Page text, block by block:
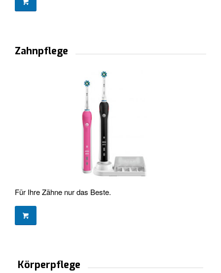
Zahnpflege
Für Ihre Zähne nur das Beste.
Körperpflege